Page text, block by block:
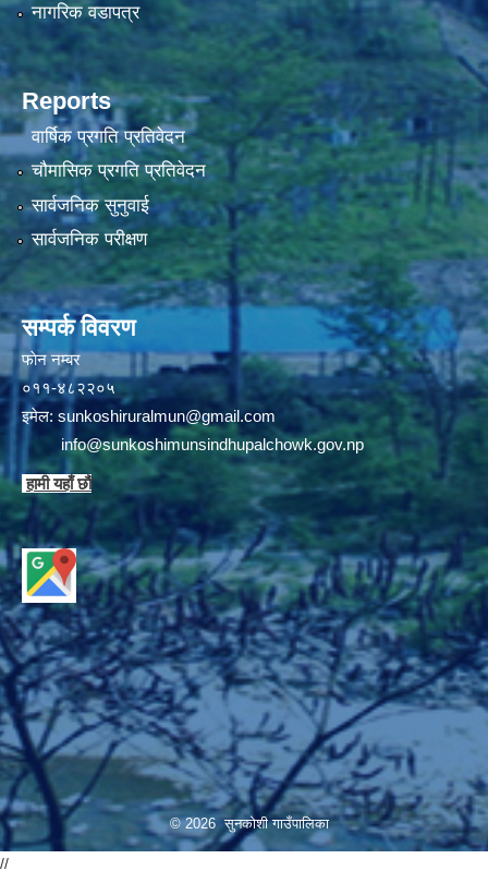
नागरिक वडापत्र
Reports
वार्षिक प्रगति प्रतिवेदन
चौमासिक प्रगति प्रतिवेदन
सार्वजनिक सुनुवाई
सार्वजनिक परीक्षण
सम्पर्क विवरण
फाेन न‌‍‍‍‌‌म्बर
०११-४८२२०५
इमेल: sunkoshiruralmun@gmail.com
info@sunkoshimunsindhupalchowk.gov.np
हामी यहाँ छाै‌ं
© 2026 सुनकोशी गाउँपालिका
//